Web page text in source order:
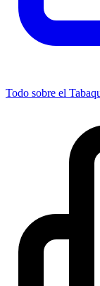
Todo sobre el